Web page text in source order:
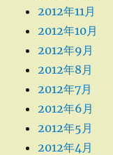
2012年11月
2012年10月
2012年9月
2012年8月
2012年7月
2012年6月
2012年5月
2012年4月